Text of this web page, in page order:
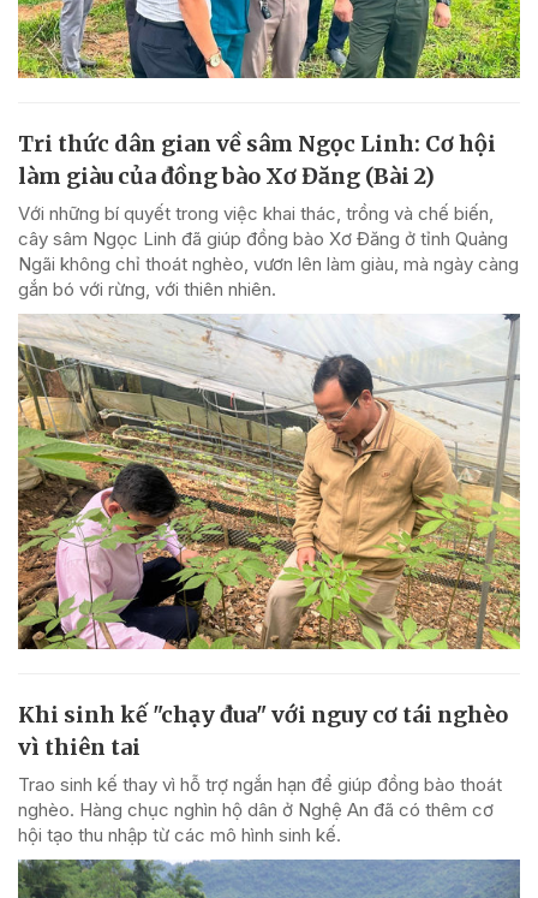
Tri thức dân gian về sâm Ngọc Linh: Cơ hội
làm giàu của đồng bào Xơ Đăng (Bài 2)
Với những bí quyết trong việc khai thác, trồng và chế biến,
cây sâm Ngọc Linh đã giúp đồng bào Xơ Đăng ở tỉnh Quảng
Ngãi không chỉ thoát nghèo, vươn lên làm giàu, mà ngày càng
gắn bó với rừng, với thiên nhiên.
Khi sinh kế "chạy đua" với nguy cơ tái nghèo
vì thiên tai
Trao sinh kế thay vì hỗ trợ ngắn hạn để giúp đồng bào thoát
nghèo. Hàng chục nghìn hộ dân ở Nghệ An đã có thêm cơ
hội tạo thu nhập từ các mô hình sinh kế.